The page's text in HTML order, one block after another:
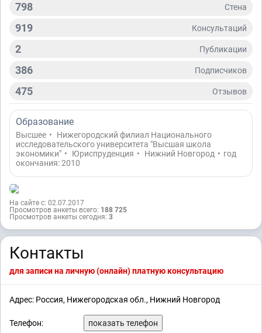
798 Стена
919 Консультаций
2 Публикации
386 Подписчиков
475 Отзывов
Образование
Высшее •
Нижегородский филиал Национального
исследовательского университета "Высшая школа
экономики" • Юриспруденция • Нижний Новгород • год
окончания: 2010
На сайте с: 02.07.2017
Просмотров анкеты всего: 188 725
Просмотров анкеты сегодня: 3
Контакты
для записи на личную (онлайн) платную консультацию
Адрес: Россия, Нижегородская обл., Нижний Новгород
Телефон:
показать телефон